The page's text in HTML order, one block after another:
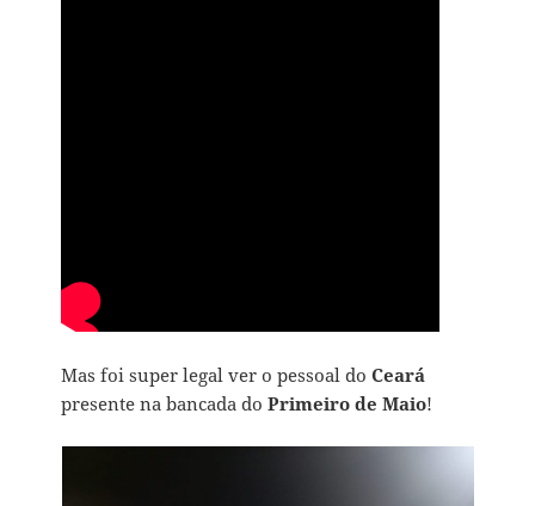
Mas foi super legal ver o pessoal doCeará
presente na bancada doPrimeiro de Maio!